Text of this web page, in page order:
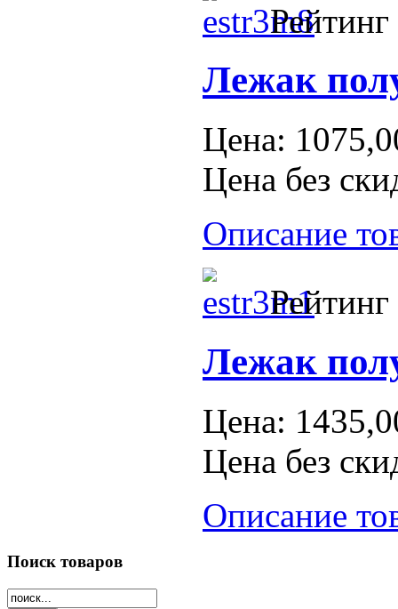
Рейтинг
Лежак
Цена:
Цена без
Описание
Рейтинг
Лежак
Цена:
Цена без
Описание
Поиск товаров